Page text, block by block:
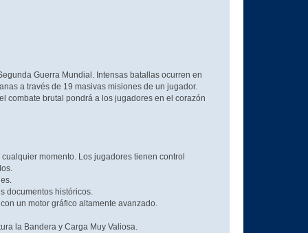
Guerra Mundial. Intensas batallas ocurren en
a través de 19 masivas misiones de un jugador.
combate brutal pondrá a los jugadores en el corazón
momento. Los jugadores tienen control
documentos históricos.
un motor gráfico altamente avanzado.
la Bandera y Carga Muy Valiosa.